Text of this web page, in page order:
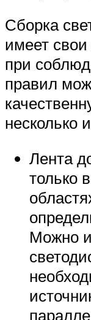
Сборка
имеет свои
при
правил
несколько
Лента
только
Можно